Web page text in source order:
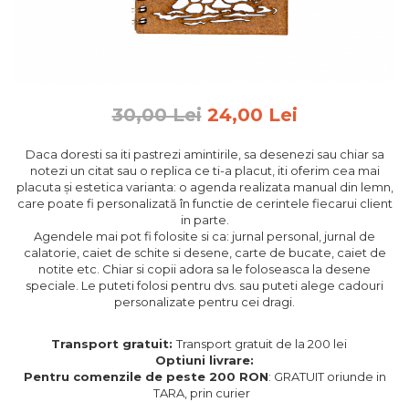
Felicitari din lemn
Felicitari pentru cei dragi
Felicitari cu model
Rame foto din lemn
Camion din lemn
Aromaterapie
Decoratiuni pentru casa
Genti si portofele barbati din
30,00 Lei 24,00 Lei
Daca doresti sa iti pastrezi amintirile, sa desenezi sau chiar sa
notezi un citat sau o replica ce ti-a placut, iti oferim cea mai
placuta și estetica varianta: o agenda realizata manual din lemn,
care poate fi personalizată în functie de cerintele fiecarui client
in parte.
Agendele mai pot fi folosite si ca: jurnal personal, jurnal de
calatorie, caiet de schite si desene, carte de bucate, caiet de
notite etc. Chiar si copii adora sa le foloseasca la desene
speciale. Le puteti folosi pentru dvs. sau puteti alege cadouri
personalizate pentru cei dragi.
Transport gratuit:Transport gratuit de la 200 lei
Optiuni livrare:
Pentru comenzile de peste 200 RON: GRATUIT oriunde in
TARA, prin curier